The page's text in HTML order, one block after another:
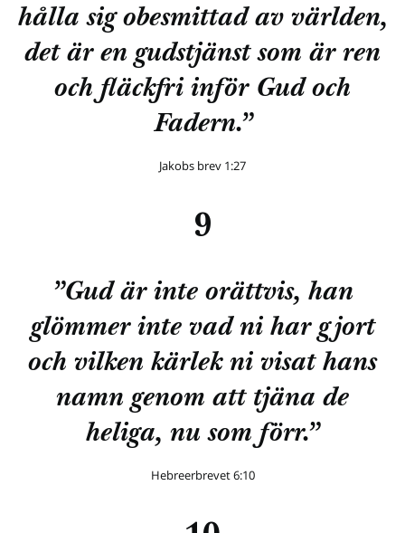
hålla sig obesmittad av världen,
det är en gudstjänst som är ren
och fläckfri inför Gud och
Fadern.”
Jakobs brev 1:27
9
”Gud är inte orättvis, han
glömmer inte vad ni har gjort
och vilken kärlek ni visat hans
namn genom att tjäna de
heliga, nu som förr.”
Hebreerbrevet 6:10